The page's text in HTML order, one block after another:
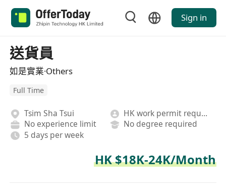
Sign in
送貨員
如是實業·Others
Full Time
Tsim Sha Tsui
HK work permit required
No experience limit
No degree required
5 days per week
HK $18K-24K/Month